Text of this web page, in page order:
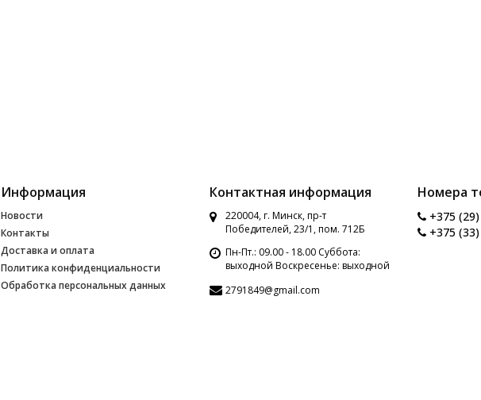
Информация
Новости
Контакты
Доставка и оплата
Политика конфиденциальности
Обработка персональных данных
Контактная информация
220004, г. Минск, пр-т
Победителей, 23/1, пом. 712Б
Пн-Пт.: 09.00 - 18.00 Суббота:
выходной Воскресенье: выходной
2791849@gmail.com
Номера
+375
+375